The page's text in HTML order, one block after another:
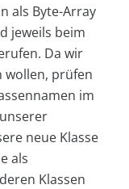
als Byte-Array
jeweils beim
Da wir
wollen, prüfen
im
neue Klasse
als
Klassen